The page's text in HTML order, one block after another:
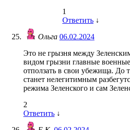
1
Ответить ↓
Ольга 06.02.2024
Это не грызня между
видом грызни главные
отползать в свои убежища. До
станет нелегитимным
режима Зеленского и сам
2
Ответить ↓